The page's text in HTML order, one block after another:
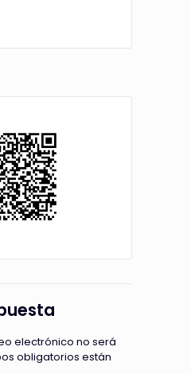
electrónico no será
obligatorios están